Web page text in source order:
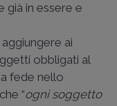
già in essere e
ai
obbligati al
fede nello
“ogni soggetto